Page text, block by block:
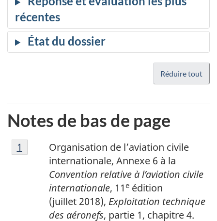
Réduire tout
Notes de bas de page
1
Organisation de l’aviation civile
internationale, Annexe 6 à la
Convention relative à l’aviation civile
internationale, 11 e édition
(juillet 2018), Exploitation technique
des aéronefs, partie 1, chapitre 4.
Return to footnote
1 referrer